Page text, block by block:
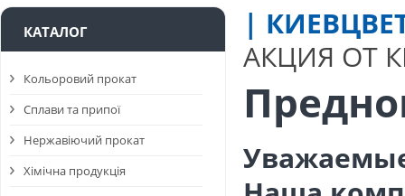
|
АКЦИЯ ОТ
КАТАЛОГ
Кольоровий прокат
Сплави та припої
Нержавіючий прокат
Хімічна продукція